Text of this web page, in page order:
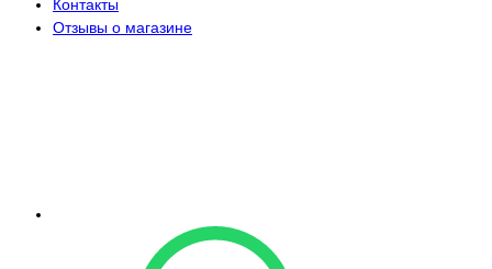
Контакты
Отзывы о магазине